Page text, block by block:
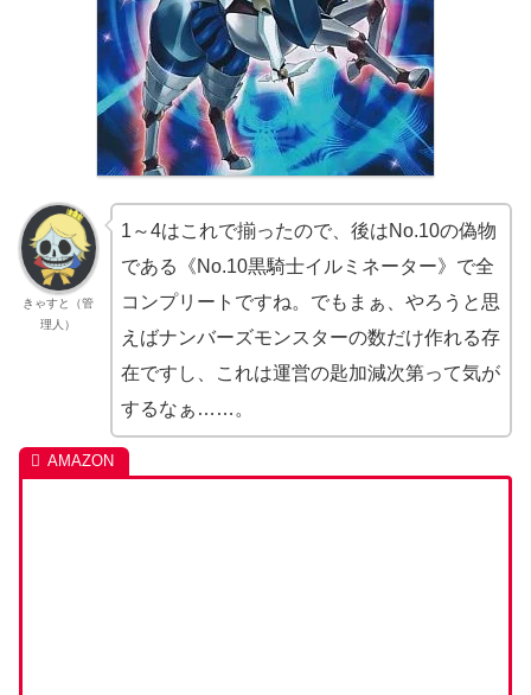
きゃすと（管
理人）
1～4はこれで揃ったので、後はNo.10の偽物
である《No.10黒騎士イルミネーター》で全
コンプリートですね。でもまぁ、やろうと思
えばナンバーズモンスターの数だけ作れる存
在ですし、これは運営の匙加減次第って気が
するなぁ……。